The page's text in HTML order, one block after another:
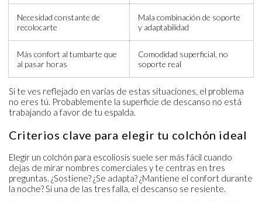
Necesidad constante de
recolocarte
Mala combinación de soporte
y adaptabilidad
Más confort al tumbarte que
al pasar horas
Comodidad superficial, no
soporte real
Si te ves reflejado en varias de estas situaciones, el problema
no eres tú. Probablemente la superficie de descanso no está
trabajando a favor de tu espalda.
Criterios clave para elegir tu colchón ideal
Elegir un colchón para escoliosis suele ser más fácil cuando
dejas de mirar nombres comerciales y te centras en tres
preguntas. ¿Sostiene? ¿Se adapta? ¿Mantiene el confort durante
la noche? Si una de las tres falla, el descanso se resiente.